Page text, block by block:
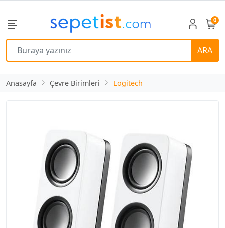
ARA
0
Anasayfa Çevre Birimleri Logitech